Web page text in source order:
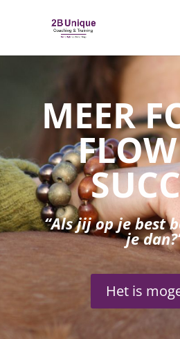
MEER
“Als jij op je best
je
Het is